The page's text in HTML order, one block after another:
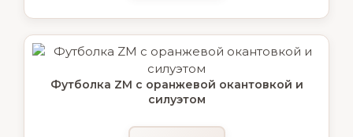
Футболка ZM с оранжевой окантовкой и
силуэтом